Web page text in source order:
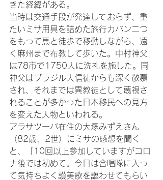
きた経緯がある。
当時は交通手段が発達しておらず、重
たいミサ用具を詰めた旅行カバン二つ
をもって馬と徒歩で移動しながら、遠
く麻州まで布教して歩いた。中村神父
は78市で1750人に洗礼を施した。同
神父はブラジル人信徒からも深く敬慕
され、それまでは異教徒として蔑視さ
れることが多かった日本移民への見方
を変えた人物といわれる。
アラサツーバ在住の大塚みずえさん
（82歳、2世）にミサの感想を聞く
と、「10回以上参加していますがコロ
ナ後では初めて。今日は合唱隊に入っ
て気持ちよく讃美歌を謳わせてもらい